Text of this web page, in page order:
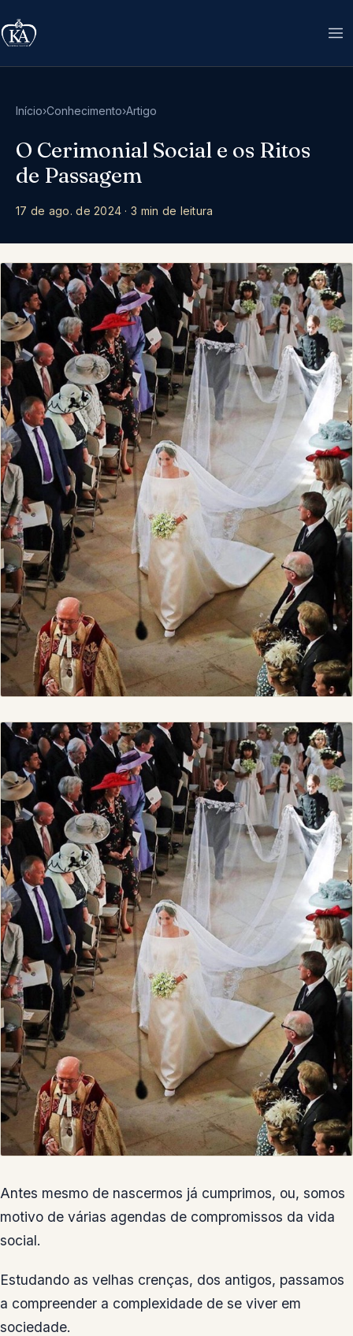
Início›Conhecimento›Artigo
O Cerimonial Social e os Ritos
de Passagem
17 de ago. de 2024 ·3 min de leitura
Antes mesmo de nascermos já cumprimos, ou, somos
motivo de várias agendas de compromissos da vida
social.
Estudando as velhas crenças, dos antigos, passamos
a compreender a complexidade de se viver em
sociedade.